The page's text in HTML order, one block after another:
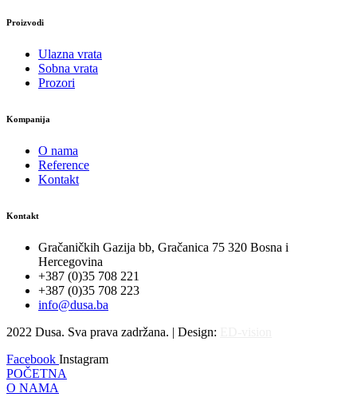
Proizvodi
Ulazna vrata
Sobna vrata
Prozori
Kompanija
O nama
Reference
Kontakt
Kontakt
Gračaničkih Gazija bb, Gračanica 75 320 Bosna i
Hercegovina
+387 (0)35 708 221
+387 (0)35 708 223
info@dusa.ba
2022 Dusa. Sva prava zadržana. | Design:
Facebook Instagram
POČETNA
O NAMA